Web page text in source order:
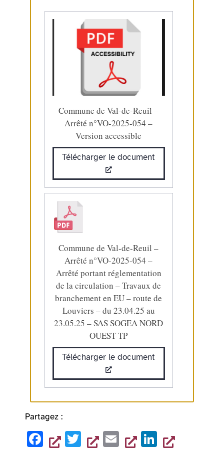
Commune de Val-de-Reuil –
Arrêté n°VO-2025-054 –
Version accessible
Télécharger le document
Commune de Val-de-Reuil –
Arrêté n°VO-2025-054 –
Arrêté portant réglementation
de la circulation – Travaux de
branchement en EU – route de
Louviers – du 23.04.25 au
23.05.25 – SAS SOGEA NORD
OUEST TP
Télécharger le document
Partagez :
F
T
E
Li